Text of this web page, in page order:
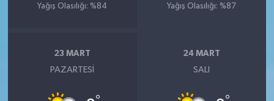
Yağış Olasılığı: %84
Yağış Olasılığı: %87
23 MART
PAZARTESI
24 MART
SALI